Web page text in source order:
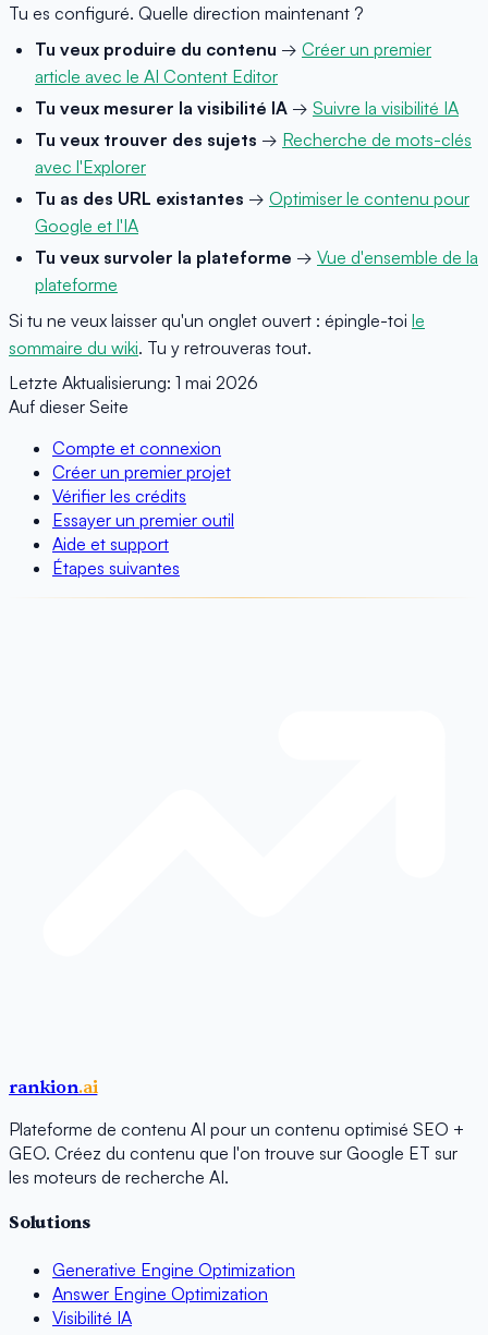
Tu es configuré. Quelle direction maintenant ?
Tu veux produire du contenu → Créer un premier
article avec le AI Content Editor
Tu veux mesurer la visibilité IA → Suivre la visibilité IA
Tu veux trouver des sujets → Recherche de mots-clés
avec l'Explorer
Tu as des URL existantes → Optimiser le contenu pour
Google et l'IA
Tu veux survoler la plateforme → Vue d'ensemble de la
plateforme
Si tu ne veux laisser qu'un onglet ouvert : épingle-toi le
sommaire du wiki. Tu y retrouveras tout.
Letzte Aktualisierung: 1 mai 2026
Auf dieser Seite
Compte et connexion
Créer un premier projet
Vérifier les crédits
Essayer un premier outil
Aide et support
Étapes suivantes
rankion.ai
Plateforme de contenu AI pour un contenu optimisé SEO +
GEO. Créez du contenu que l'on trouve sur Google ET sur
les moteurs de recherche AI.
Solutions
Generative Engine Optimization
Answer Engine Optimization
Visibilité IA